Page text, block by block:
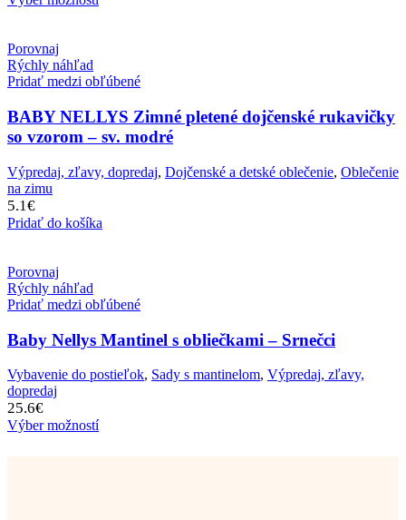
Porovnaj
Rýchly náhľad
Pridať medzi obľúbené
BABY NELLYS Zimné pletené dojčenské rukavičky
so vzorom – sv. modré
Výpredaj, zľavy, dopredaj, Dojčenské a detské oblečenie, Oblečenie
na zimu
5.1€
Pridať do košíka
Porovnaj
Rýchly náhľad
Pridať medzi obľúbené
Baby Nellys Mantinel s obliečkami – Srnečci
Vybavenie do postieľok, Sady s mantinelom, Výpredaj, zľavy,
dopredaj
25.6€
Výber možností